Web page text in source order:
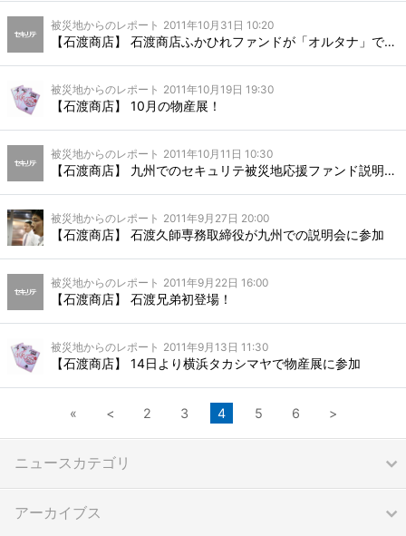
被災地からのレポート 2011年10月31日 10:20
【石渡商店】 石渡商店ふかひれファンドが「オルタナ」で紹介
被災地からのレポート 2011年10月19日 19:30
【石渡商店】 10月の物産展！
被災地からのレポート 2011年10月11日 10:30
【石渡商店】 九州でのセキュリテ被災地応援ファンド説明会がいよいよ来週
被災地からのレポート 2011年9月27日 20:00
【石渡商店】 石渡久師専務取締役が九州での説明会に参加
被災地からのレポート 2011年9月22日 16:00
【石渡商店】 石渡兄弟初登場！
被災地からのレポート 2011年9月13日 11:30
【石渡商店】 14日より横浜タカシマヤで物産展に参加
« < 2 3 4 5 6 >
ニュースカテゴリ
アーカイブス